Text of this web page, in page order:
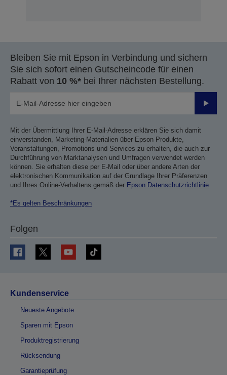
Bleiben Sie mit Epson in Verbindung und sichern
Sie sich sofort einen Gutscheincode für einen
Rabatt von 10 %* bei Ihrer nächsten Bestellung.
Mit der Übermittlung Ihrer E-Mail-Adresse erklären Sie sich damit
einverstanden, Marketing-Materialien über Epson Produkte,
Veranstaltungen, Promotions und Services zu erhalten, die auch zur
Durchführung von Marktanalysen und Umfragen verwendet werden
können. Sie erhalten diese per E-Mail oder über andere Arten der
elektronischen Kommunikation auf der Grundlage Ihrer Präferenzen
und Ihres Online-Verhaltens gemäß der Epson Datenschutzrichtlinie
*Es gelten Beschränkungen
Folgen
Kundenservice
Neueste Angebote
Sparen mit Epson
Produktregistrierung
Rücksendung
Garantieprüfung